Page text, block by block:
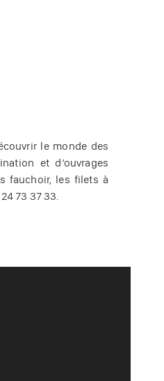
le monde des
et d’ouvrages
fauchoir, les filets à
73 37 33.